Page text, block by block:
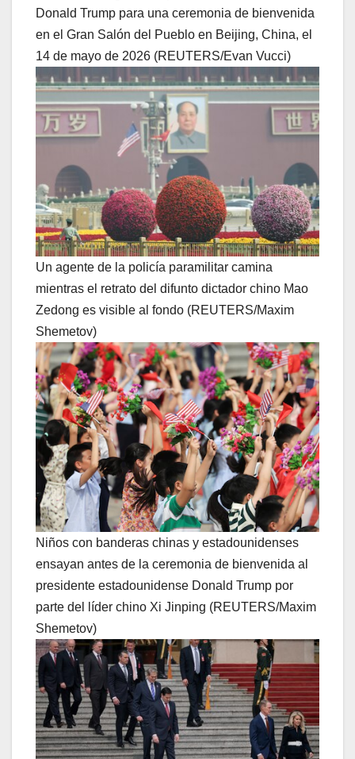
Donald Trump para una ceremonia de bienvenida
en el Gran Salón del Pueblo en Beijing, China, el
14 de mayo de 2026 (REUTERS/Evan Vucci)
Un agente de la policía paramilitar camina
mientras el retrato del difunto dictador chino Mao
Zedong es visible al fondo (REUTERS/Maxim
Shemetov)
Niños con banderas chinas y estadounidenses
ensayan antes de la ceremonia de bienvenida al
presidente estadounidense Donald Trump por
parte del líder chino Xi Jinping (REUTERS/Maxim
Shemetov)